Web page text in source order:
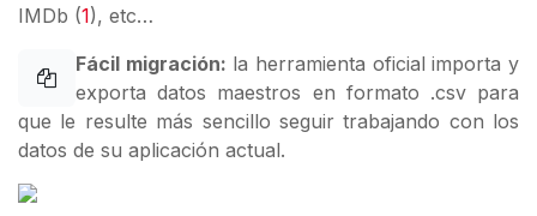
IMDb (1), etc…
Fácil migración: la herramienta oficial importa y
exporta datos maestros en formato .csv para
que le resulte más sencillo seguir trabajando con los
datos de su aplicación actual.